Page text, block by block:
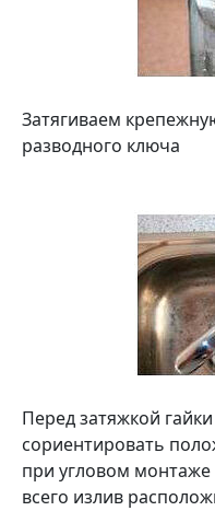
Затягиваем
разводного ключа
Перед затяжкой
сориентировать
при угловом монтаже
всего излив